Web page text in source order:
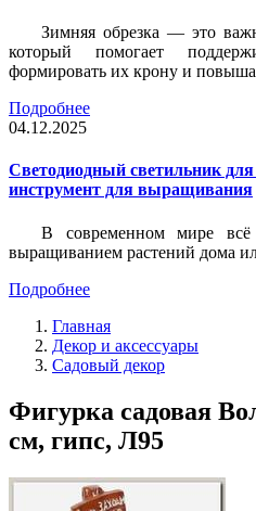
Зимняя обрезка — это
который помогает
формировать их крону и
Подробнее
04.12.2025
Светодиодный светильник
инструмент для выращивания
В современном мире
выращиванием растений дома
Подробнее
Главная
Декор и аксессуары
Садовый декор
Фигурка садовая
см, гипс, Л95